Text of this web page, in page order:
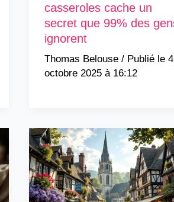
casseroles cache un
secret que 99% des
ignorent
Thomas Belouse /
4
octobre 2025 à 16:12